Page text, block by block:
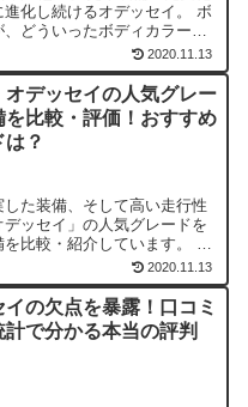
化し続けるオデッセイ。 ボ
どういったボディカラーが
人気ランキングと...2020.11.13
オデッセイの人気グレー
を比較・評価！おすすめ
は？
た装備、そして高い走行性
ッセイ」の人気グレードを
比較・紹介しています。 オ
ソリンエンジンとe:...2020.11.13
イの欠点を暴露！口コミ
計で分かる本当の評判